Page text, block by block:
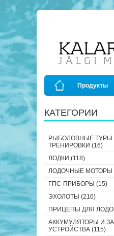
Продукты
КАТЕГОРИИ
РЫБОЛОВНЫЕ ТУРЫ
ТРЕНИРОВКИ (16)
ЛОДКИ (118)
ЛОДОЧНЫЕ МОТОРЫ
ГПС-ПРИБОРЫ (15)
ЭХОЛОТЫ (210)
ПРИЦЕПЫ ДЛЯ
АККУМУЛЯТОРЫ И
УСТРОЙСТВА (115)